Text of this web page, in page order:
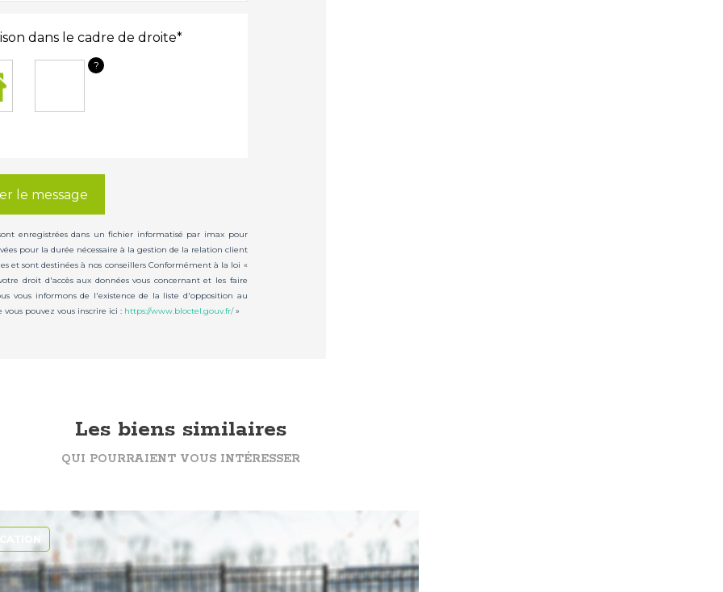
dans le cadre de droite*
?
le message
enregistrées dans un fichier informatisé par imax pour
pour la durée nécessaire à la gestion de la relation client
et sont destinées à nos conseillers Conformément à la loi «
droit d'accès aux données vous concernant et les faire
vous informons de l'existence de la liste d'opposition au
pouvez vous inscrire ici : https://www.bloctel.gouv.fr/»
Les biens similaires
QUI POURRAIENT VOUS INTÉRESSER